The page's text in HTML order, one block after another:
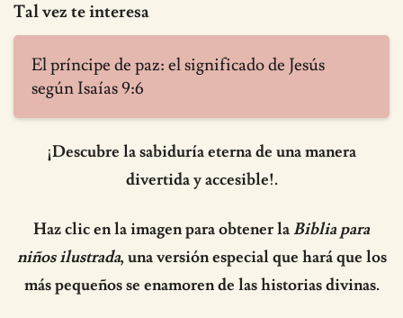
Tal vez te interesa
El príncipe de paz: el significado de Jesús
según Isaías 9:6
¡Descubre la sabiduría eterna de una manera
divertida y accesible!.
Haz clic en la imagen para obtener laBiblia para
niños ilustrada, una versión especial que hará que los
más pequeños se enamoren de las historias divinas.